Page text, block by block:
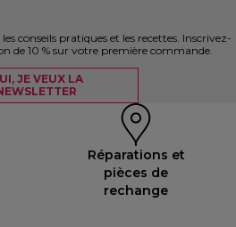
conseils pratiques et les recettes. Inscrivez-
de 10 % sur votre première commande.
JE VEUX LA
Réparations et
pièces de
rechange